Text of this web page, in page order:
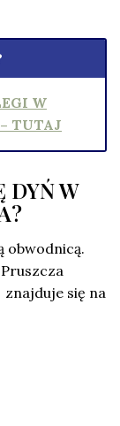
W
TUTAJ
DYŃ W
obwodnicą.
się na